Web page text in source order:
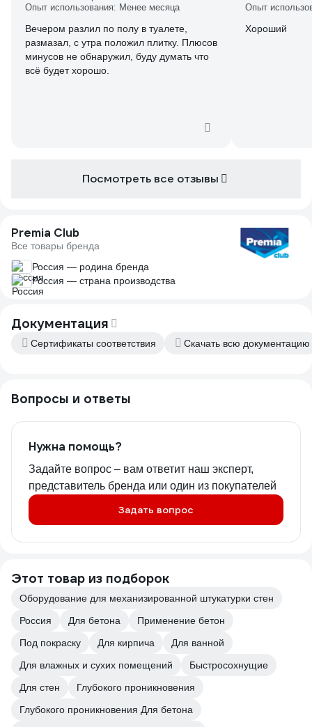
Опыт использования: Менее месяца
Вечером разлил по полу в туалете,
размазал, с утра положил плитку. Плюсов
минусов не обнаружил, буду думать что
всё будет хорошо.
Опыт
Хороший
Посмотреть все отзывы
Premia Club
Все товары бренда
Россия — родина бренда
Россия — страна производства
Документация
Сертификаты соответствия Скачать всю документацию
Вопросы и ответы
Нужна помощь?
Задайте вопрос – вам ответит наш эксперт,
представитель бренда или один из покупателей
Задать вопрос
Этот товар из подборок
Оборудование для механизированной штукатурки стен
Россия
Для бетона
Применение бетон
Под покраску
Для кирпича
Для ванной
Для влажных и сухих помещений
Быстросохнущие
Для стен
Глубокого проникновения
Глубокого проникновения Для бетона